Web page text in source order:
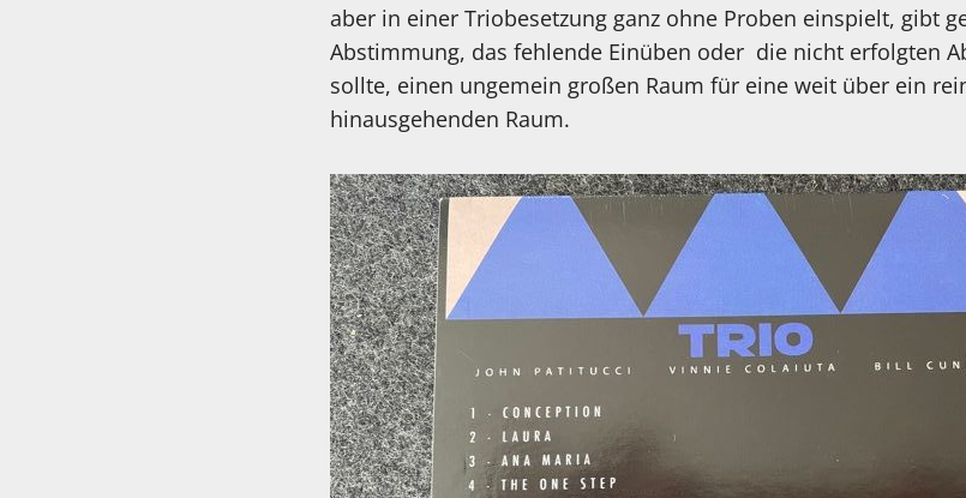
aber in einer Triobesetzung ganz ohne Proben einspielt, gibt
Abstimmung, das fehlende Einüben oder die nicht erfolgten
sollte, einen ungemein großen Raum für eine weit über ein
hinausgehenden Raum.